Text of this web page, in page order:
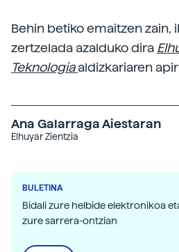
Behin betiko emaitzen zain,
zertzelada azalduko dira
Teknologia aldizkariaren
Ana Galarraga Aiestaran
Elhuyar Zientzia
BULETINA
Bidali zure helbide elektronikoa
zure sarrera-ontzian